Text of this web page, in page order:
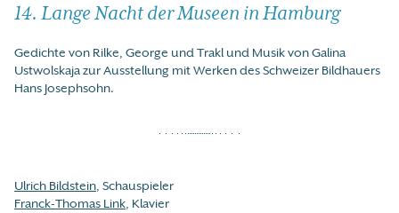
14. Lange Nacht der Museen in Hamburg
Gedichte von Rilke, George und Trakl und Musik von Galina
Ustwolskaja zur Ausstellung mit Werken des Schweizer Bildhauers
Hans Josephsohn.
Ulrich Bildstein, Schauspieler
Franck-Thomas Link, Klavier